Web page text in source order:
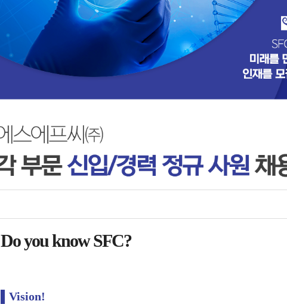
Do you know SFC?
▌Vision!